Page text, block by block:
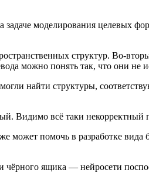
моделирования целевых
структур. Во-
можно понять так, что они не
найти структуры,
Видимо всё таки некорректный
может помочь в разработке
ящика — нейросети